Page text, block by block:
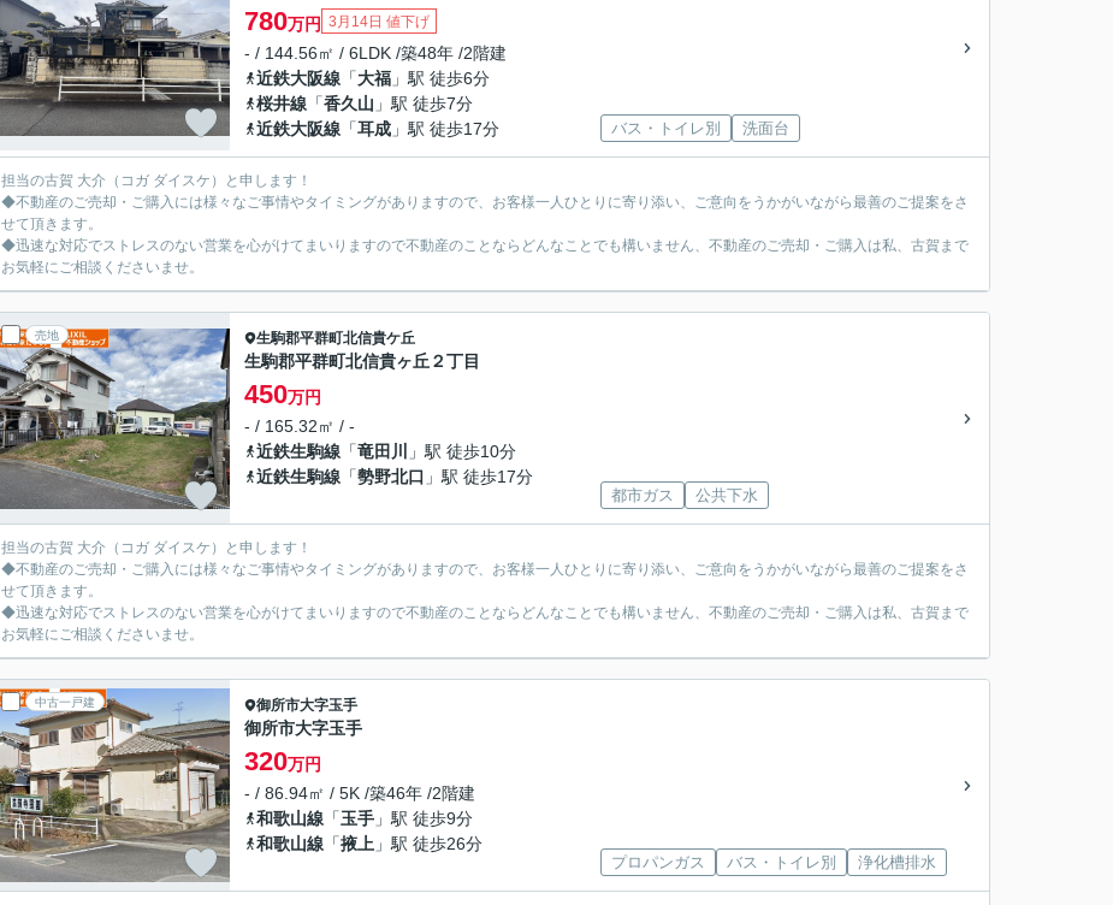
780万円 3月14日 値下げ
- / 144.56㎡ / 6LDK /築48年 /2階建
近鉄大阪線 「大福 」駅 徒歩6分
桜井線 「香久山 」駅 徒歩7分
近鉄大阪線 「耳成 」駅 徒歩17分 バス・トイレ別 洗面台
担当の古賀 大介（コガ ダイスケ）と申します！
◆不動産のご売却・ご購入には様々なご事情やタイミングがありますので、お客様一人ひとりに寄り添い、ご意向をうかがいながら最善のご提案をさ
せて頂きます。
◆迅速な対応でストレスのない営業を心がけてまいりますので不動産のことならどんなことでも構いません、不動産のご売却・ご購入は私、古賀まで
お気軽にご相談くださいませ。
売地 生駒郡平群町北信貴ケ丘
生駒郡平群町北信貴ヶ丘２丁目
450万円
- / 165.32㎡ / -
近鉄生駒線 「竜田川
」駅 徒歩10分
近鉄生駒線 「勢野北口 」駅 徒歩17分
都市ガス 公共下水
担当の古賀 大介（コガ ダイスケ）と申します！
◆不動産のご売却・ご購入には様々なご事情やタイミングがありますので、お客様一人ひとりに寄り添い、ご意向をうかがいながら最善のご提案をさ
せて頂きます。
◆迅速な対応でストレスのない営業を心がけてまいりますので不動産のことならどんなことでも構いません、不動産のご売却・ご購入は私、古賀まで
お気軽にご相談くださいませ。
中古一戸建 御所市大字玉手
御所市大字玉手
320万円
- / 86.94㎡ / 5K /築46年 /2階建
和歌山線 「玉手 」駅 徒歩9分
和歌山線 「掖上 」駅 徒歩26分
プロパンガス バス・トイレ別 浄化槽排水